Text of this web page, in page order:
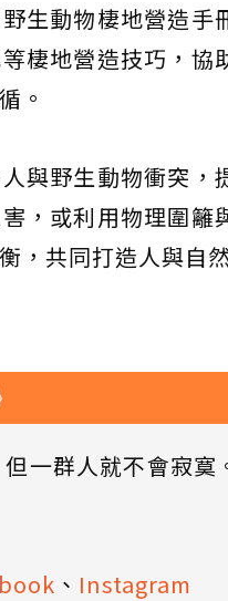
生動物棲地營造
棲地營造技巧，
。
與野生動物衝突
，或利用物理圍
，共同打造人與自
但一群人就不會寂
、 Instagram